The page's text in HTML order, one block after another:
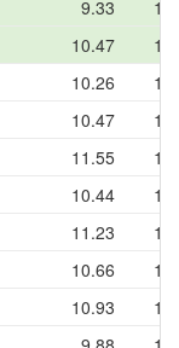
9.33
10.47
10.26
10.47
11.55
10.44
11.23
10.66
10.93